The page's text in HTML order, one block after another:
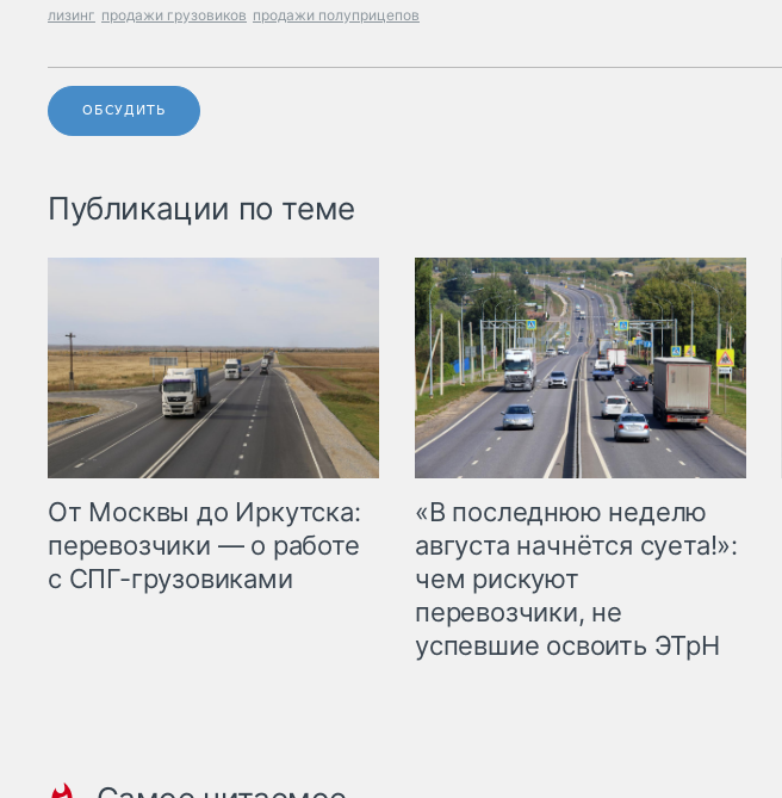
лизинг продажи грузовиков продажи полуприцепов
ОБСУДИТЬ
Публикации по теме
От Москвы до Иркутска:
перевозчики — о работе
с СПГ-грузовиками
«В последнюю неделю
августа начнётся суета!»:
чем рискуют
перевозчики, не
успевшие освоить ЭТрН